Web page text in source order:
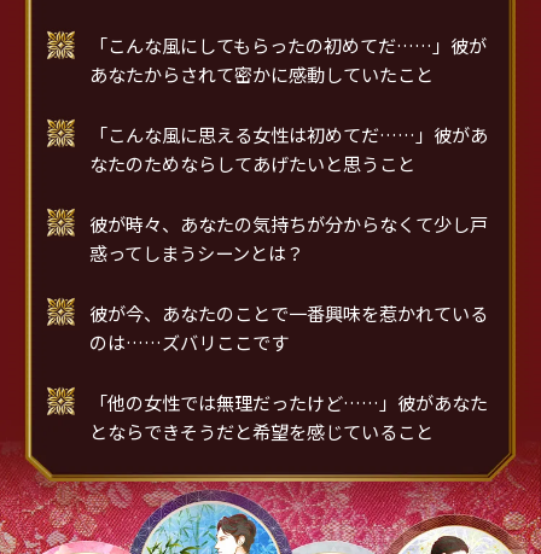
「こんな風にしてもらったの初めてだ……」彼が
あなたからされて密かに感動していたこと
「こんな風に思える女性は初めてだ……」彼があ
なたのためならしてあげたいと思うこと
彼が時々、あなたの気持ちが分からなくて少し戸
惑ってしまうシーンとは？
彼が今、あなたのことで一番興味を惹かれている
のは……ズバリここです
「他の女性では無理だったけど……」彼があなた
とならできそうだと希望を感じていること